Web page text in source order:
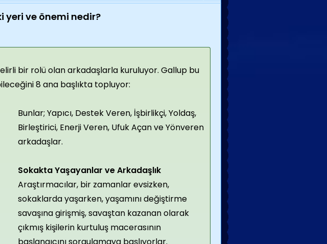
yeri ve önemi nedir?
bir rolü olan arkadaşlarla kuruluyor. Gallup bu
8 ana başlıkta topluyor:
Bunlar; Yapıcı, Destek Veren, İşbirlikçi, Yoldaş,
Birleştirici, Enerji Veren, Ufuk Açan ve Yönveren
arkadaşlar.
Sokakta Yaşayanlar ve Arkadaşlık
Araştırmacılar, bir zamanlar evsizken,
sokaklarda yaşarken, yaşamını değiştirme
savaşına girişmiş, savaştan kazanan olarak
çıkmış kişilerin kurtuluş macerasının